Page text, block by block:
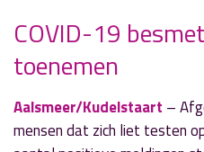
» Volgend nieuwsbericht
97 bomen verwijderd in
Kudelstaart
2 maart 2021
COVID-19
toenemen
Aalsmeer/Kudelstaart –
mensen dat zich liet testen